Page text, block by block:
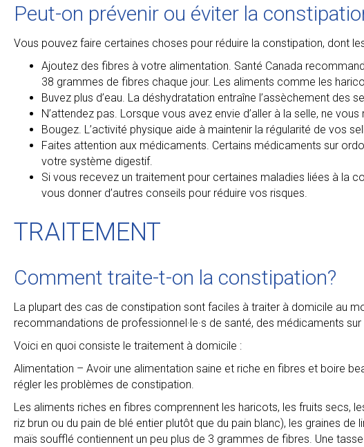
Peut-on prévenir ou éviter la
Vous pouvez faire certaines choses pour réduire la constipation, dont
Ajoutez des fibres à votre alimentation. Santé Canada
38 grammes de fibres chaque jour. Les aliments comme les
Buvez plus d’eau. La déshydratation entraîne l’assèchement des
N’attendez pas. Lorsque vous avez envie d’aller à la selle, ne
Bougez. L’activité physique aide à maintenir la régularité de vos
Faites attention aux médicaments. Certains médicaments sur
votre système digestif.
Si vous recevez un traitement pour certaines maladies liées à la
vous donner d’autres conseils pour réduire vos risques.
TRAITEMENT
Comment traite-t-on la constipation?
La plupart des cas de constipation sont faciles à traiter à domicile au
recommandations de professionnel·le·s de santé, des médicaments
Voici en quoi consiste le traitement à domicile :
Alimentation – Avoir une alimentation saine et riche en fibres et boire
régler les problèmes de constipation.
Les aliments riches en fibres comprennent les haricots, les fruits secs,
riz brun ou du pain de blé entier plutôt que du pain blanc), les graines
maïs soufflé contiennent un peu plus de 3 grammes de fibres. Une